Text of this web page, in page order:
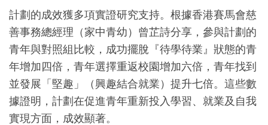
計劃的成效獲多項實證研究支持。根據香港賽馬會慈
善事務總經理（家中青幼）曾芷詩分享，參與計劃的
青年與對照組比較，成功擺脫『待學待業』狀態的青
年增加四倍，青年選擇重返校園增加六倍，青年找到
並發展「堅趣」（興趣結合就業）提升七倍。這些數
據證明，計劃在促進青年重新投入學習、就業及自我
實現方面，成效顯著。